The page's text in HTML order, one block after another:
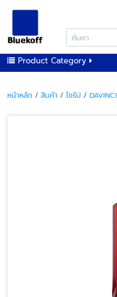
Product Category
หน้าหลัก / สินค้า / ไซรัป / DAVINCI